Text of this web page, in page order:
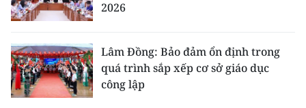
2026
Lâm Đồng: Bảo đảm ổn định trong
quá trình sắp xếp cơ sở giáo dục
công lập